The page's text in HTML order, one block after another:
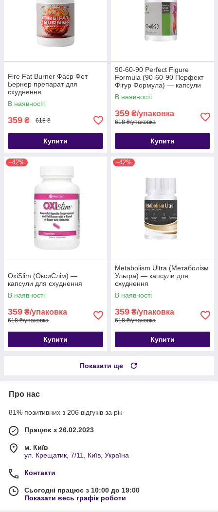
Fire Fat Burner Фаєр Фет
Бернер препарат для
схуднення
В наявності
359 ₴ 618 ₴
Купити
90-60-90 Perfect Figure
Formula (90-60-90 Перфект
Фігур Формула) — капсули
для схуднення
В наявності
359 ₴/упаковка
618 ₴/упаковка
Купити
–42%
OxiSlim (ОксиСлім) —
капсули для схуднення
В наявності
359 ₴/упаковка
618 ₴/упаковка
Купити
–42%
Metabolism Ultra (Метаболізм
Ультра) — капсули для
схуднення
В наявності
359 ₴/упаковка
618 ₴/упаковка
Купити
Показати ще
Про нас
81% позитивних з 206 відгуків за рік
Працює з 26.02.2023
м. Київ
ул. Крещатик, 7/11, Київ, Україна
Контакти
Сьогодні працює з 10:00 до 19:00
Показати весь графік роботи